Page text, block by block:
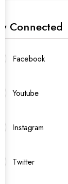
Connected
Facebook
Youtube
Instagram
Twitter